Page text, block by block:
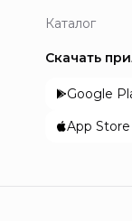
Каталог
Скачать
Google
App Store